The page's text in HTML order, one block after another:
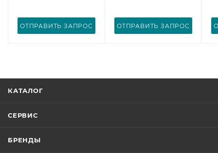
ОТПРАВИТЬ ЗАПРОС ОТПРАВИТЬ ЗАПРОС
КАТАЛОГ
СЕРВИС
БРЕНДЫ